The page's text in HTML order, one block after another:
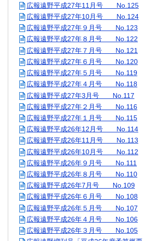
広報遠野平成27年11月号 No.125
広報遠野平成27年10月号 No.124
広報遠野平成27年９月号 No.123
広報遠野平成27年８月号 No.122
広報遠野平成27年７月号 No.121
広報遠野平成27年６月号 No.120
広報遠野平成27年５月号 No.119
広報遠野平成27年４月号 No.118
広報遠野平成27年3月号 No.117
広報遠野平成27年２月号 No.116
広報遠野平成27年１月号 No.115
広報遠野平成26年12月号 No.114
広報遠野平成26年11月号 No.113
広報遠野平成26年10月号 No.112
広報遠野平成26年９月号 No.111
広報遠野平成26年８月号 No.110
広報遠野平成26年7月号 No.109
広報遠野平成26年６月号 No.108
広報遠野平成26年５月号 No.107
広報遠野平成26年４月号 No.106
広報遠野平成26年３月号 No.105